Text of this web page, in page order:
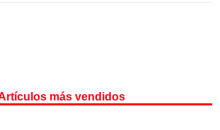
más vendidos